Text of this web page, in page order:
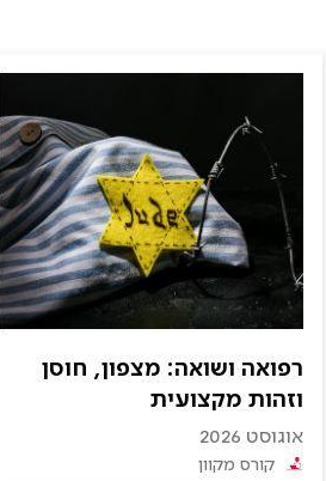
רפואה ושואה: מצפון, חוסן
וזהות מקצועית
אוגוסט 2026
קורס מקוון